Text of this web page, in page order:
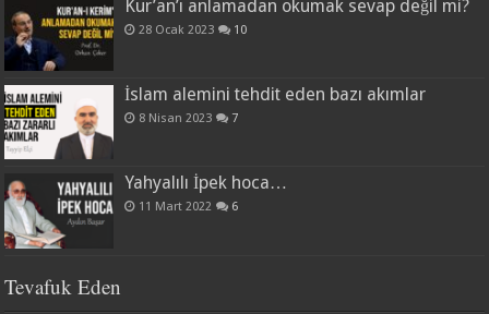
Kur’an’ı anlamadan okumak sevap değil mi?
28 Ocak 2023 10
İslam alemini tehdit eden bazı akımlar
8 Nisan 2023 7
Yahyalılı İpek hoca…
11 Mart 2022 6
Tevafuk Eden